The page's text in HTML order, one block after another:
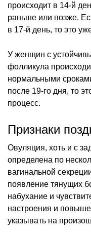
происходит в 14-й
раньше или позже.
в 17-й день, то это
У женщин с
фолликула
нормальными
после 19-го дня, то
процесс.
Признаки
Овуляция, хоть и с
определена по
вагинальной
появление тянущих
набухание и
настроения и
указывать на